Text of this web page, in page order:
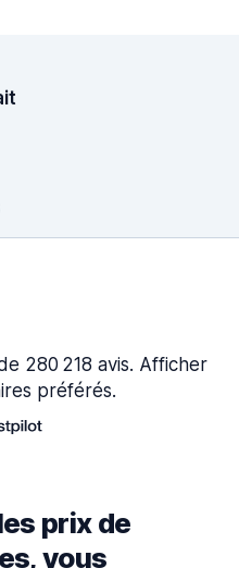
280 218 avis. Afficher
préférés.
prix de
vous